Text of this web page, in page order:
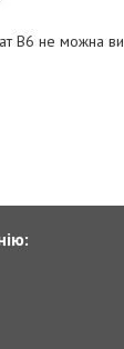
B6 не можна